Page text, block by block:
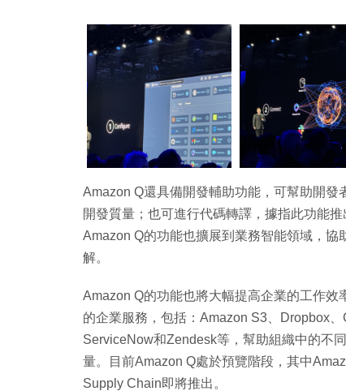
Amazon Q還具備開發輔助功能，可幫助開
開發質量；也可進行代碼轉譯，據指此功能
Amazon Q的功能也擴展到業務智能領域，
解。
Amazon Q的功能也將大幅提高企業的工作
的企業服務，包括：Amazon S3、Dropbox
ServiceNow和Zendesk等，幫助組織中的不
量。目前Amazon Q處於預覽階段，其中
Supply Chain即將推出。